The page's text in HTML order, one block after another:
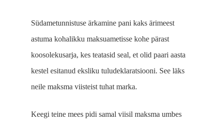
Südametunnistuse ärka­mine pani kaks ärimeest
astuma kohalikku maksu­ametisse kohe pärast
koosolekusarja, kes teatasid seal, et olid paari aasta
kestel esitanud eksliku tuludeklaratsiooni. See läks
neile maksma viisteist tuhat marka.
Keegi teine mees pidi samal viisil maksma umbes